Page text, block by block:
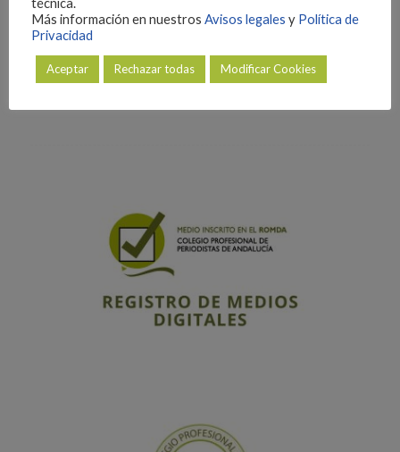
técnica.
Más información en nuestros Avisos legales y Política de
Privacidad
Aceptar Rechazar todas Modificar Cookies